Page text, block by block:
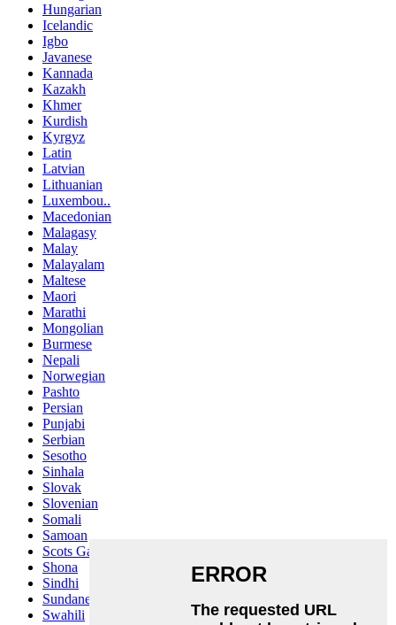
Hungarian
Icelandic
Igbo
Javanese
Kannada
Kazakh
Khmer
Kurdish
Kyrgyz
Latin
Latvian
Lithuanian
Luxembou..
Macedonian
Malagasy
Malay
Malayalam
Maltese
Maori
Marathi
Mongolian
Burmese
Nepali
Norwegian
Pashto
Persian
Punjabi
Serbian
Sesotho
Sinhala
Slovak
Slovenian
Somali
Samoan
Scots Gaelic
Shona
Sindhi
Sundanese
Swahili